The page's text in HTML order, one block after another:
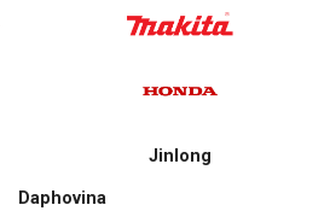
Jinlong
Daphovina